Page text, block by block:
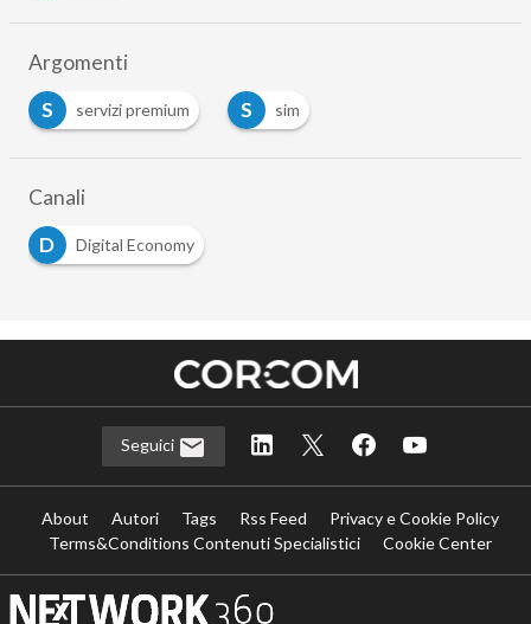
Argomenti
S
servizi premium S sim
Canali
D
Digital Economy
Seguici
About Autori Tags Rss Feed
Privacy e Cookie Policy
Terms&Conditions Contenuti Specialistici
Cookie Center